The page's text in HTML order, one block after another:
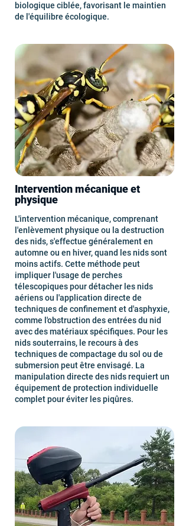
biologique ciblée, favorisant le maintien
de l'équilibre écologique.
Intervention mécanique et
physique
L'intervention mécanique, comprenant
l'enlèvement physique ou la destruction
des nids, s'effectue généralement en
automne ou en hiver, quand les nids sont
moins actifs. Cette méthode peut
impliquer l'usage de perches
télescopiques pour détacher les nids
aériens ou l'application directe de
techniques de confinement et d'asphyxie,
comme l'obstruction des entrées du nid
avec des matériaux spécifiques. Pour les
nids souterrains, le recours à des
techniques de compactage du sol ou de
submersion peut être envisagé. La
manipulation directe des nids requiert un
équipement de protection individuelle
complet pour éviter les piqûres.